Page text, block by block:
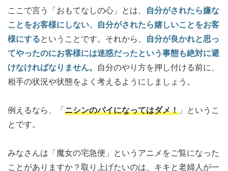
ここで言う「おもてなしの心」とは、
自分がされたら嫌な
ことをお客様にしない、自分がされたら嬉しいことをお客
様にするということです。それから、
自分が良かれと思っ
てやったのにお客様には迷惑だったという事態も絶対に避
けなければなりません。
自分のやり方を押し付ける前に、
相手の状況や状態をよく考えるようにしましょう。
例えるなら、「ニシンのパイになってはダメ！ 」というこ
とです。
みなさんは「魔女の宅急便」というアニメをご覧になった
ことがありますか？取り上げたいのは、キキと老婦人が一